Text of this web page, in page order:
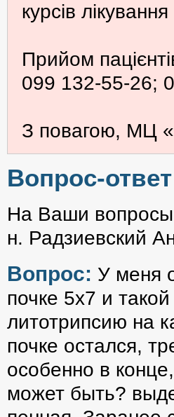
курсів лікування
Прийом
099 132-55-26;
З повагою, МЦ
Вопрос-
На Ваши вопросы
н. Радзиевский
Вопрос: У меня
почке 5х7 и
литотрипсию на
почке остался,
особенно в
может быть?